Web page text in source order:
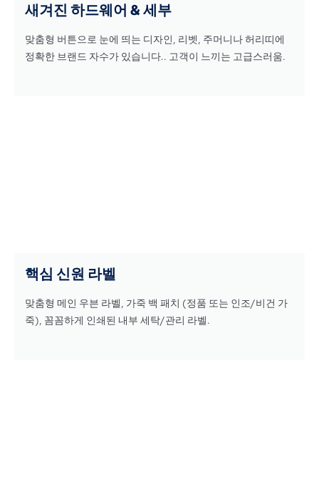
새겨진 하드웨어 & 세부
맞춤형 버튼으로 눈에 띄는 디자인, 리벳, 주머니나 허리띠에
정확한 브랜드 자수가 있습니다.. 고객이 느끼는 고급스러움.
핵심 신원 라벨
맞춤형 메인 우븐 라벨, 가죽 백 패치 (정품 또는 인조/비건 가
죽), 꼼꼼하게 인쇄된 내부 세탁/관리 라벨.